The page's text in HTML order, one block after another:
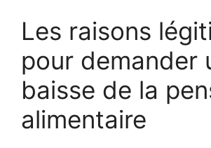
Les raisons
pour demander
baisse de la
alimentaire